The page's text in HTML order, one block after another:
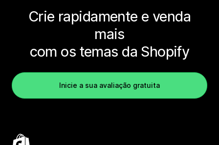
Crie rapidamente e venda
mais
com os temas da Shopify
Inicie a sua avaliação gratuita